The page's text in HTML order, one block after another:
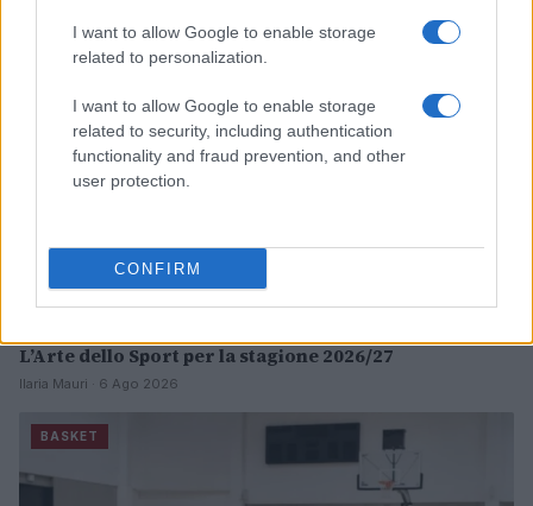
I want to allow Google to enable storage
related to personalization.
I want to allow Google to enable storage
related to security, including authentication
functionality and fraud prevention, and other
user protection.
CONFIRM
L’Arte dello Sport per la stagione 2026/27
Ilaria Mauri · 6 Ago 2026
BASKET